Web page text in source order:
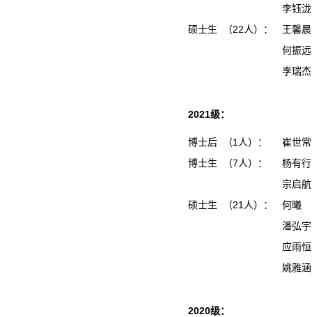
李钰泷
硕士生 （22人）：
王馨
何振
李瑞
2021级：
博士后 （1人）：
崔世常
博士生 （7人）：
杨有行
宗启航
硕士生 （21人）：
何曦
潘弘
应雨
姚雅
2020级：